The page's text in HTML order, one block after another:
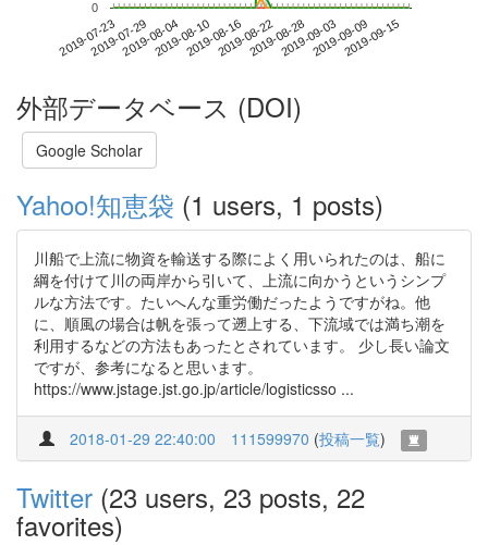
2019-07-232019-07-292019-08-042019-08-102019-08-162019-08-222019-08-282019-09-032019-09-092019-09-15
0
外部データベース (DOI)
Google Scholar
Yahoo!知恵袋 (1 users, 1 posts)
川船で上流に物資を輸送する際によく用いられたのは、船に
綱を付けて川の両岸から引いて、上流に向かうというシンプ
ルな方法です。たいへんな重労働だったようですがね。他
に、順風の場合は帆を張って遡上する、下流域では満ち潮を
利用するなどの方法もあったとされています。 少し長い論文
ですが、参考になると思います。
https://www.jstage.jst.go.jp/article/logisticsso ...
2018-01-29 22:40:00 111599970 (投稿一覧)
Twitter (23 users, 23 posts, 22
favorites)